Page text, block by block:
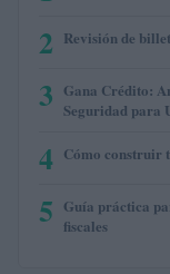
2 Revisión de
3 Gana Crédito:
Seguridad para
4 Cómo construir
5 Guía práctica
fiscales